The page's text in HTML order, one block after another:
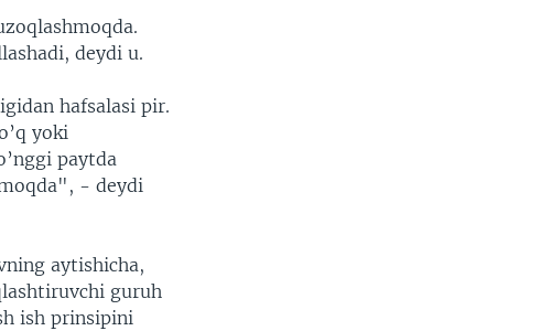
deydi u.
hafsalasi pir.
yoki
paytda
- deydi
aytishicha,
guruh
ish prinsipini